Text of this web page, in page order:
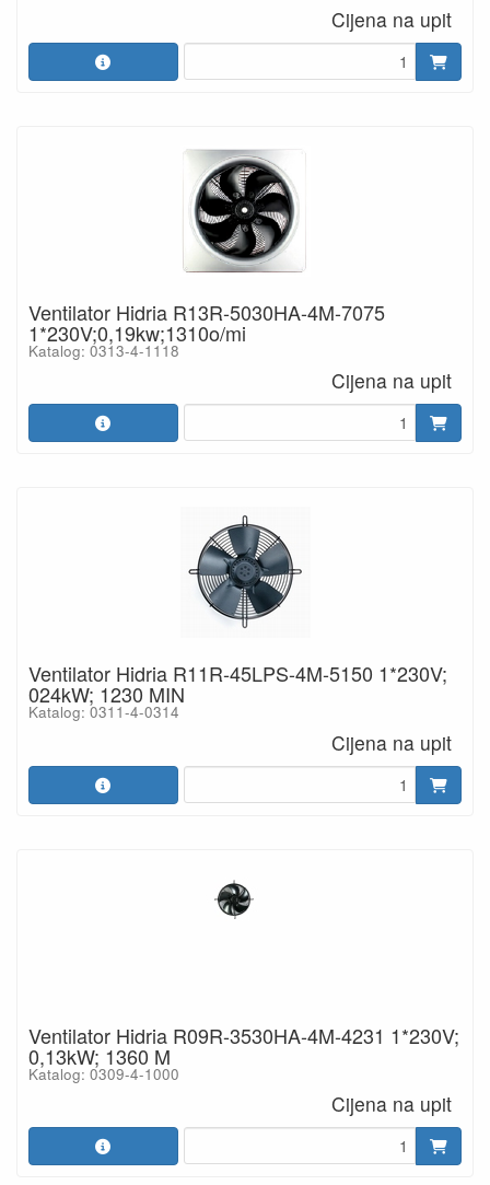
Cijena na upit
Ventilator Hidria R13R-5030HA-4M-7075
1*230V;0,19kw;1310o/mi
Katalog: 0313-4-1118
Cijena na upit
Ventilator Hidria R11R-45LPS-4M-5150 1*230V;
024kW; 1230 MIN
Katalog: 0311-4-0314
Cijena na upit
Ventilator Hidria R09R-3530HA-4M-4231 1*230V;
0,13kW; 1360 M
Katalog: 0309-4-1000
Cijena na upit